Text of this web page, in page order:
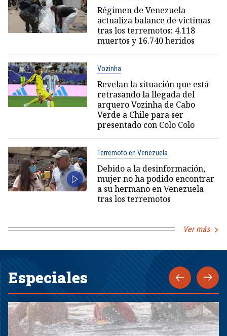
Régimen de Venezuela
actualiza balance de víctimas
tras los terremotos: 4.118
muertos y 16.740 heridos
Vozinha
Revelan la situación que está
retrasando la llegada del
arquero Vozinha de Cabo
Verde a Chile para ser
presentado con Colo Colo
Terremoto en Venezuela
Debido a la desinformación,
mujer no ha podido encontrar
a su hermano en Venezuela
tras los terremotos
Ver más
Especiales